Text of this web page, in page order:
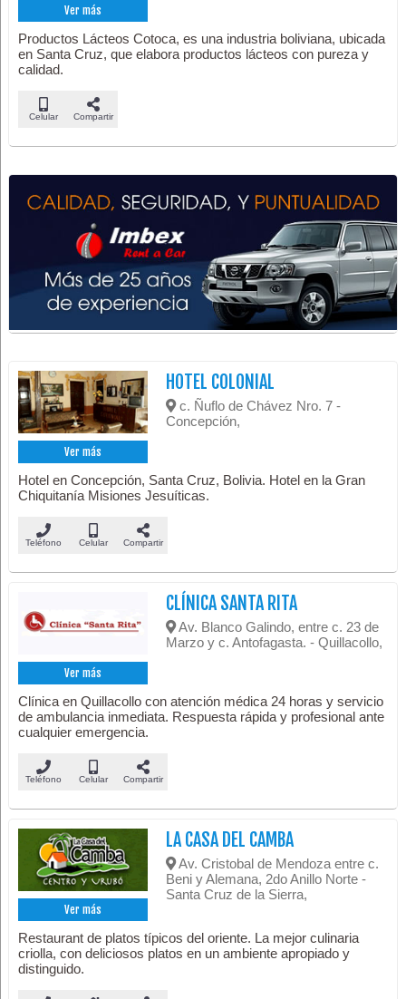
Ver más
Productos Lácteos Cotoca, es una industria boliviana, ubicada
en Santa Cruz, que elabora productos lácteos con pureza y
calidad.
Celular Compartir
Ver más
HOTEL COLONIAL
c. Ñuflo de Chávez Nro. 7 -
Concepción,
Hotel en Concepción, Santa Cruz, Bolivia. Hotel en la Gran
Chiquitanía Misiones Jesuíticas.
Teléfono Celular Compartir
Ver más
CLÍNICA SANTA RITA
Av. Blanco Galindo, entre c. 23 de
Marzo y c. Antofagasta. - Quillacollo,
Clínica en Quillacollo con atención médica 24 horas y servicio
de ambulancia inmediata. Respuesta rápida y profesional ante
cualquier emergencia.
Teléfono Celular Compartir
Ver más
LA CASA DEL CAMBA
Av. Cristobal de Mendoza entre c.
Beni y Alemana, 2do Anillo Norte -
Santa Cruz de la Sierra,
Restaurant de platos típicos del oriente. La mejor culinaria
criolla, con deliciosos platos en un ambiente apropiado y
distinguido.